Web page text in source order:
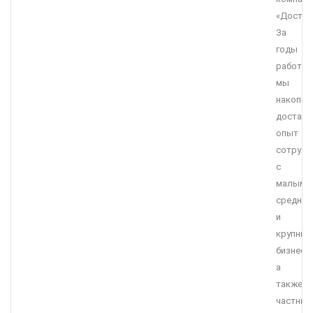
За
годы
работы
мы
опыт
с
малым,
средним
и
крупным
а
также